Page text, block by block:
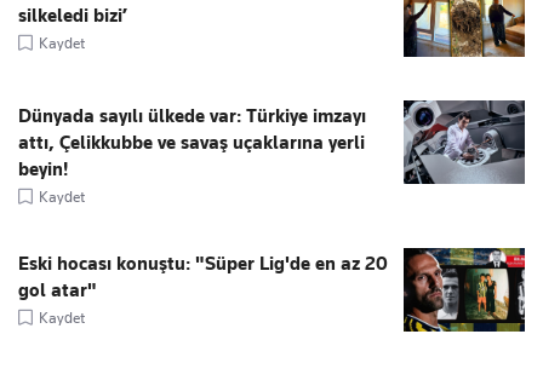
silkeledi bizi’
Kaydet
Dünyada sayılı ülkede var: Türkiye imzayı
attı, Çelikkubbe ve savaş uçaklarına yerli
beyin!
Kaydet
Eski hocası konuştu: "Süper Lig'de en az 20
gol atar"
Kaydet